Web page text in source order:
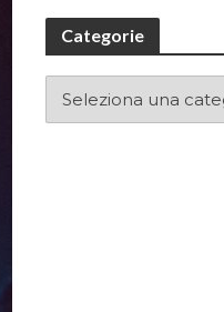
Categorie